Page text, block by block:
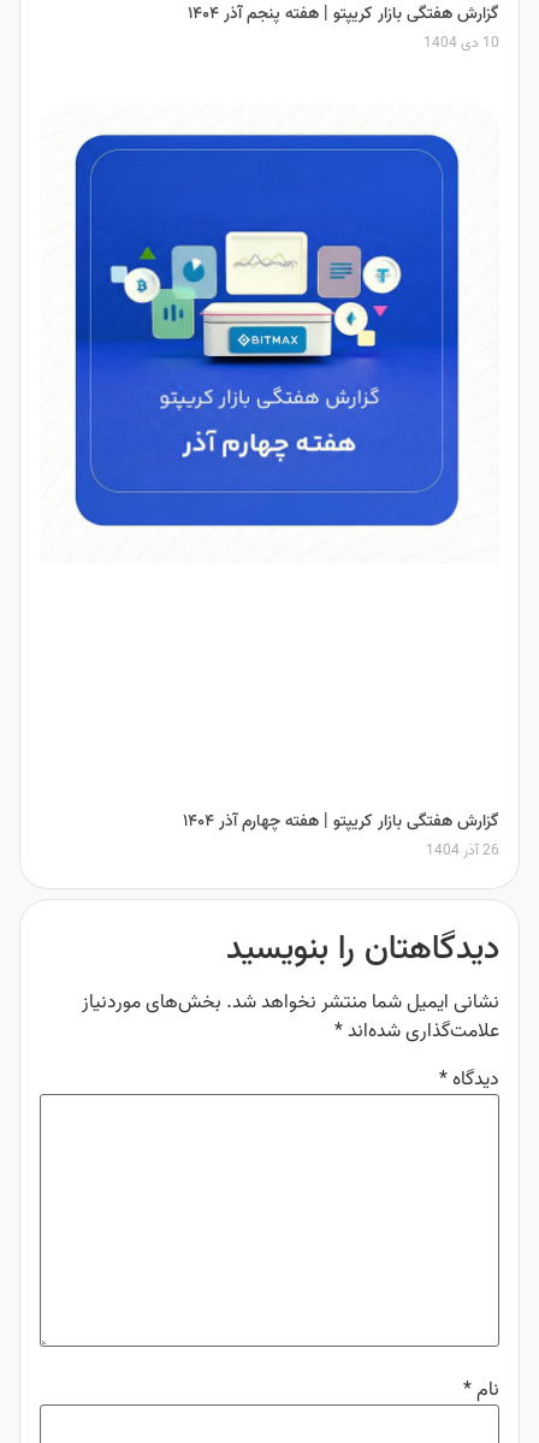
گزارش هفتگی بازار کریپتو | هفته پنجم آذر ۱۴۰۴
10 دی 1404
گزارش هفتگی بازار کریپتو | هفته چهارم آذر ۱۴۰۴
26 آذر 1404
دیدگاهتان را بنویسید
نشانی ایمیل شما منتشر نخواهد شد. بخش‌های موردنیاز
علامت‌گذاری شده‌اند*
دیدگاه*
نام*